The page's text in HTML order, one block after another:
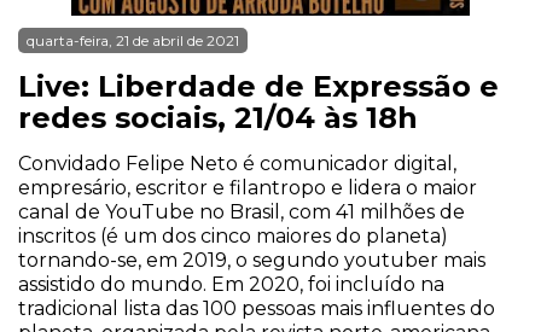
quarta-feira, 21 de abril de 2021
Live: Liberdade de Expressão e
redes sociais, 21/04 às 18h
Convidado Felipe Neto é comunicador digital,
empresário, escritor e filantropo e lidera o maior
canal de YouTube no Brasil, com 41 milhões de
inscritos (é um dos cinco maiores do planeta)
tornando-se, em 2019, o segundo youtuber mais
assistido do mundo. Em 2020, foi incluído na
tradicional lista das 100 pessoas mais influentes do